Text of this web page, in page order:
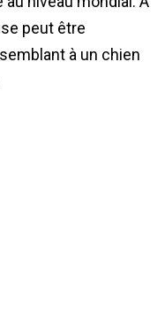
peut être
à un chien